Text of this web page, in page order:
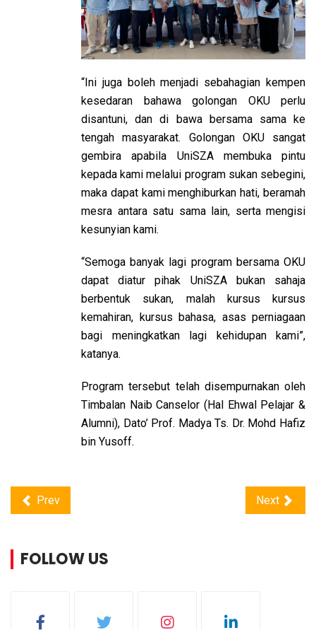
“Ini juga boleh menjadi sebahagian kempen
kesedaran bahawa golongan OKU perlu
disantuni, dan di bawa bersama sama ke
tengah masyarakat. Golongan OKU sangat
gembira apabila UniSZA membuka pintu
kepada kami melalui program sukan sebegini,
maka dapat kami menghiburkan hati, beramah
mesra antara satu sama lain, serta mengisi
kesunyian kami.
“Semoga banyak lagi program bersama OKU
dapat diatur pihak UniSZA bukan sahaja
berbentuk sukan, malah kursus kursus
kemahiran, kursus bahasa, asas perniagaan
bagi meningkatkan lagi kehidupan kami”,
katanya.
Program tersebut telah disempurnakan oleh
Timbalan Naib Canselor (Hal Ehwal Pelajar &
Alumni), Dato’ Prof. Madya Ts. Dr. Mohd Hafiz
bin Yusoff.
Prev Next
FOLLOW US